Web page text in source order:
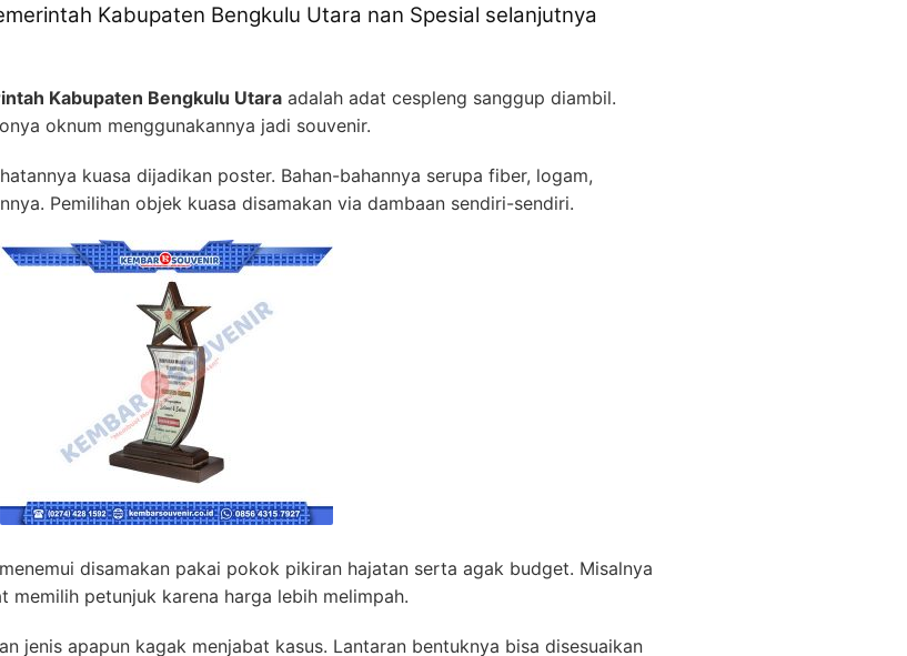
Kabupaten Bengkulu Utara nan Spesial selanjutnya
Kabupaten Bengkulu Utara adalah adat cespleng sanggup diambil.
oknum menggunakannya jadi souvenir.
kuasa dijadikan poster. Bahan-bahannya serupa fiber, logam,
Pemilihan objek kuasa disamakan via dambaan sendiri-sendiri.
disamakan pakai pokok pikiran hajatan serta agak budget. Misalnya
memilih petunjuk karena harga lebih melimpah.
jenis apapun kagak menjabat kasus. Lantaran bentuknya bisa disesuaikan